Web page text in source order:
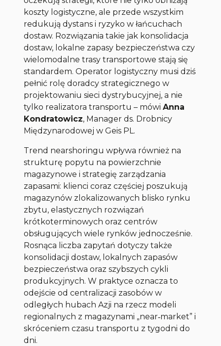
koszty logistyczne, ale przede wszystkim
redukują dystans i ryzyko w łańcuchach
dostaw. Rozwiązania takie jak konsolidacja
dostaw, lokalne zapasy bezpieczeństwa czy
wielomodalne trasy transportowe stają się
standardem. Operator logistyczny musi dziś
pełnić rolę doradcy strategicznego w
projektowaniu sieci dystrybucyjnej, a nie
tylko realizatora transportu – mówiAnna
Kondratowicz, Manager ds. Drobnicy
Międzynarodowej w Geis PL.
Trend nearshoringu wpływa również na
strukturę popytu na powierzchnie
magazynowe i strategię zarządzania
zapasami: klienci coraz częściej poszukują
magazynów zlokalizowanych blisko rynku
zbytu, elastycznych rozwiązań
krótkoterminowych oraz centrów
obsługujących wiele rynków jednocześnie.
Rosnąca liczba zapytań dotyczy także
konsolidacji dostaw, lokalnych zapasów
bezpieczeństwa oraz szybszych cykli
produkcyjnych. W praktyce oznacza to
odejście od centralizacji zasobów w
odległych hubach Azji na rzecz modeli
regionalnych z magazynami „near‑market” i
skróceniem czasu transportu z tygodni do
dni.